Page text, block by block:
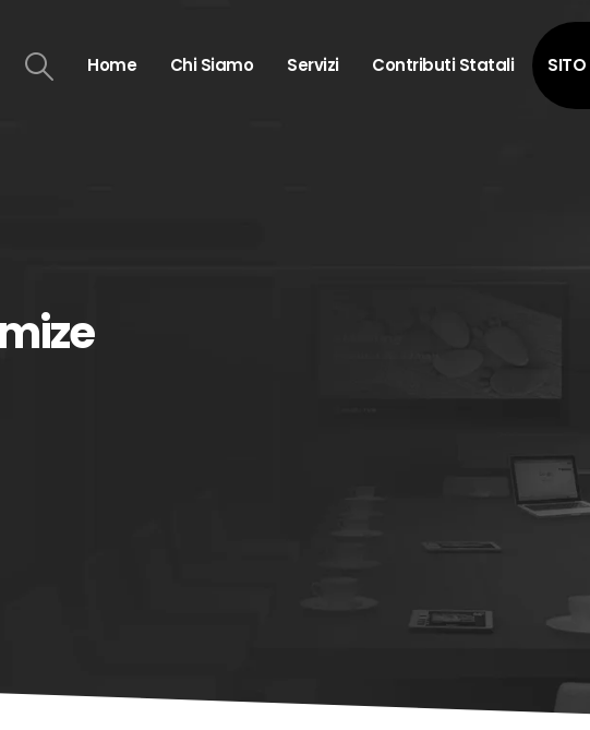
Home Chi Siamo Servizi Contributi Statali SITO